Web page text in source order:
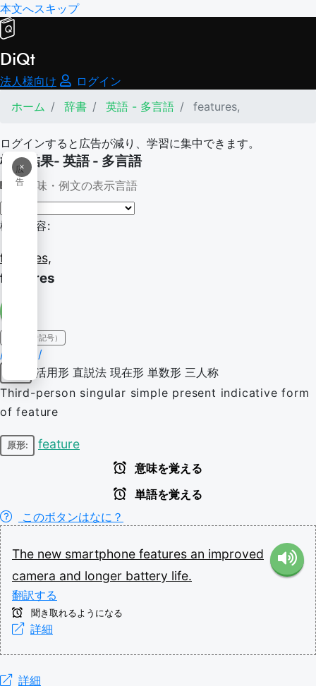
本文へスキップ
DiQt
法人様向け
ログイン
ホーム
辞書 英語 - 多言語 features,
ログインすると広告が減り、学習に集中できます。
×
広
告
検索結果- 英語 - 多言語
意味・例文の表示言語
検索内容:
features,
features
IPA（発音記号）
/ˈfiːtʃəz/
活用形 直説法 現在形 単数形 三人称
Third-person singular simple present indicative form
of feature
原形: feature
意味を覚える
単語を覚える
このボタンはなに？
The new smartphone features an improved
camera and longer battery life.
翻訳する
聞き取れるようになる
詳細
詳細